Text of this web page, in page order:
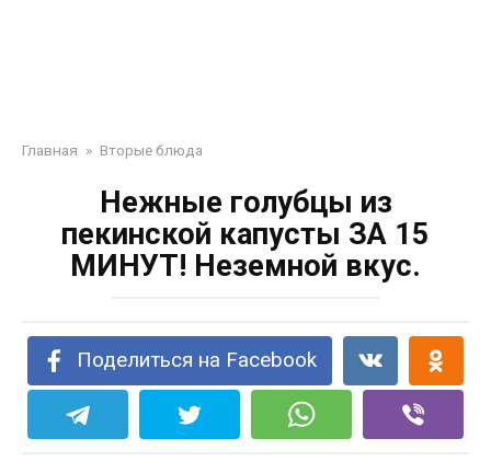
Главная » Вторые блюда
Нежные голубцы из
пекинской капусты ЗА 15
МИНУТ! Неземной вкус.
Поделиться на Facebook